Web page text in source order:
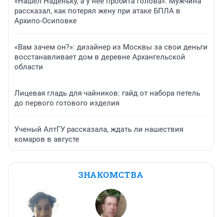
рассказал, как потерял жену при атаке БПЛА в
Архипо-Осиповке
«Вам зачем он?»: дизайнер из Москвы за свои деньги
восстанавливает дом в деревне Архангельской
области
Лицевая гладь для чайников: гайд от набора петель
до первого готового изделия
Ученый АлтГУ рассказала, ждать ли нашествия
комаров в августе
ЗНАКОМСТВА